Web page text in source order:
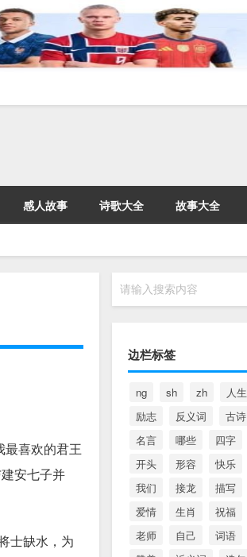
感人故事 诗歌大全 故事大全
最喜欢的君王
建安七子并
士缺水，为
请输入搜索内容
边栏标签
ng sh zh 人生
励志
反义词 古诗
名言
哪些 四字
开头
形容 快乐
我们
接龙 描写
爱情
生肖 祝福
老师
自己 词语